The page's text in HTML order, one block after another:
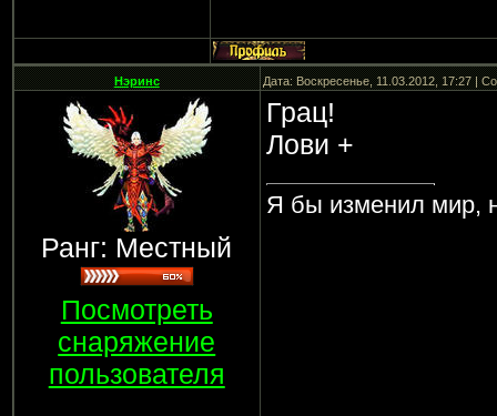
Нэринс Дата: Воскресенье, 11.03.2012, 17:27 |
Ранг: Местный
Посмотреть
снаряжение
пользователя
Грац!
Лови +
Я бы изменил мир,